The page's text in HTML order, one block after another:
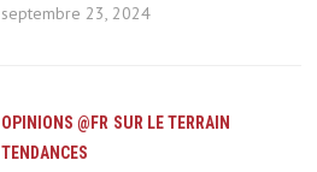
septembre 23, 2024
OPINIONS @FR SUR LE TERRAIN
TENDANCES